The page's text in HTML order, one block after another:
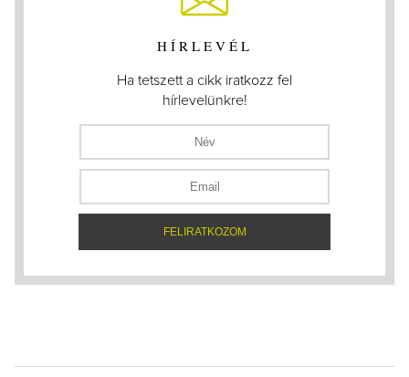
HÍRLEVÉL
Ha tetszett a cikk iratkozz fel
hírlevelünkre!